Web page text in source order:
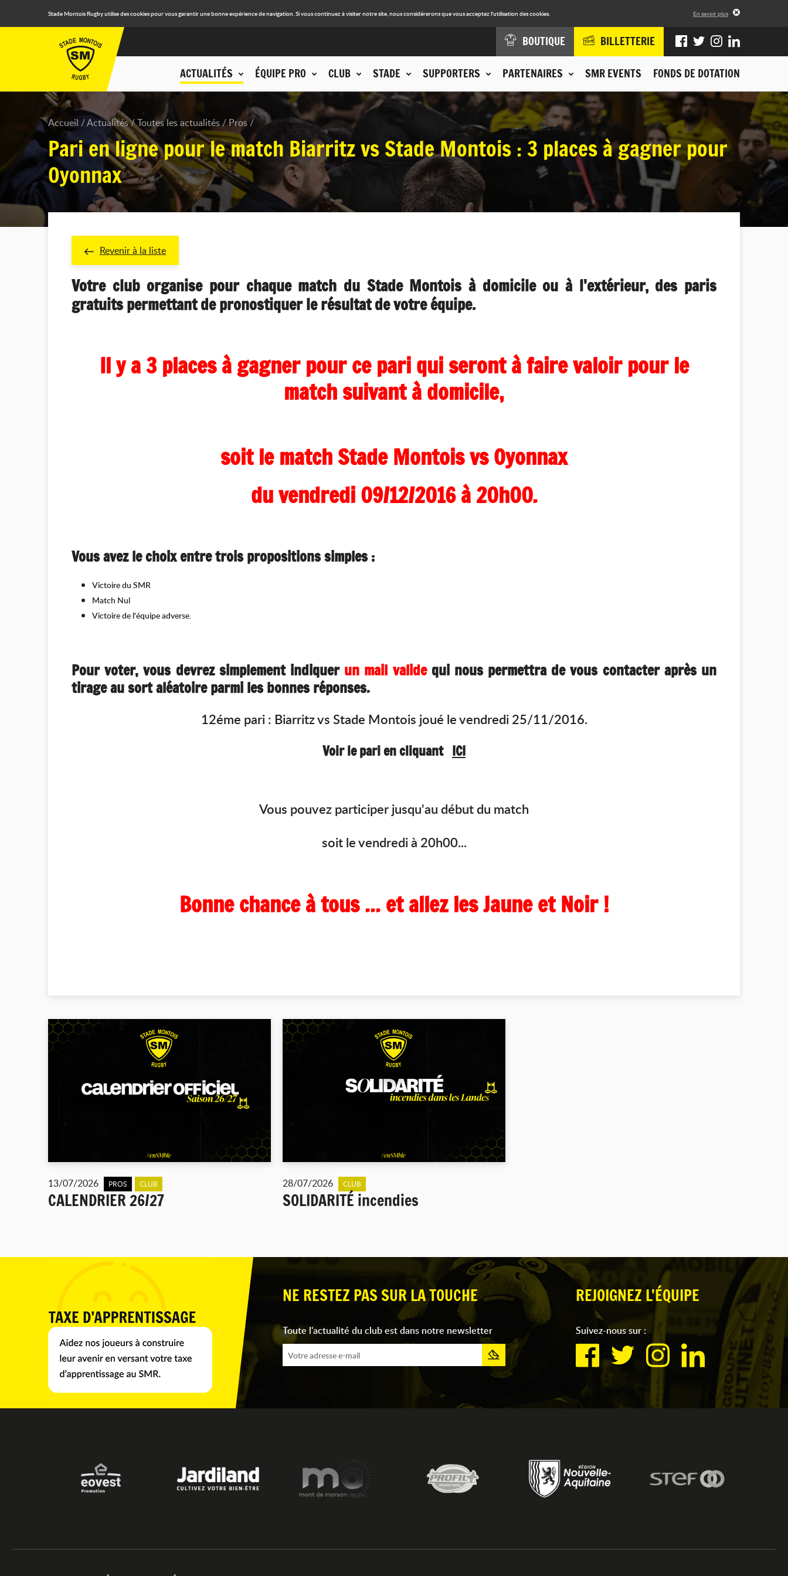
Stade Montois Rugby utilise des cookies pour vous garantir une bonne expérience de navigation. Si vous continuez à visiter notre site, nous considérerons que vous acceptez l'utilisation des cookies. En savoir plus
ACTUALITÉS ÉQUIPE PRO CLUB STADE SUPPORTERS PARTENAIRES SMR EVENTS FONDS DE DOTATION
BOUTIQUE BILLETTERIE
Accueil Actualités Toutes les actualités Pros
Pari en ligne pour le match Biarritz vs Stade Montois : 3 places à gagner pour
Oyonnax
Revenir à la liste
Votre club organise pour chaque match du Stade Montois à domicile ou à l'extérieur, des paris
gratuits permettant de pronostiquer le résultat de votre équipe.
Il y a 3 places à gagner pour ce pariqui seront à faire valoir pour le
match suivant à domicile,
soit le match Stade Montois vs Oyonnax
du vendredi 09/12/2016 à 20h00.
Vous avez le choix entre trois propositions simples :
Victoire du SMR
Match Nul
Victoire de l'équipe adverse.
Pour voter, vous devrez simplement indiquer un mail validequi nous permettra de vous contacter après un
tirage au sort aléatoire parmi les bonnes réponses.
12éme pari : Biarritz vsStade Montois joué le vendredi 25/11/2016.
Voir le pari en cliquant ICI
Vous pouvez participer jusqu'au début du match
soit le vendredi à 20h00...
Bonne chance à tous ... et allez les Jaune et Noir !
13/07/2026 PROS CLUB
CALENDRIER 26/27
28/07/2026 CLUB
SOLIDARITÉ incendies
NE RESTEZ PAS SUR LA TOUCHE
Toute l'actualité du club est dans notre newsletter
REJOIGNEZ L'ÉQUIPE
Suivez-nous sur :